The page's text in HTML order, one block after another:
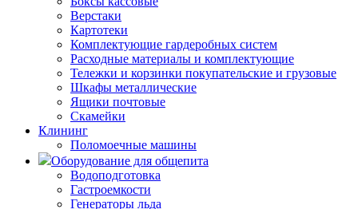
Верстаки
Картотеки
Комплектующие гардеробных систем
Расходные материалы и комплектующие
Тележки и корзинки покупательские и грузовые
Шкафы металлические
Ящики почтовые
Скамейки
Клининг
Поломоечные машины
Оборудование для общепита
Водоподготовка
Гастроемкости
Генераторы льда